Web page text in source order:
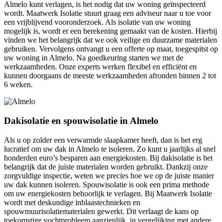
Almelo kunt verlagen, is het nodig dat uw woning geïnspecteerd
wordt. Maatwerk Isolatie stuurt graag een adviseur naar u toe voor
een vrijblijvend vooronderzoek. Als isolatie van uw woning
mogelijk is, wordt er een berekening gemaakt van de kosten. Hierbij
vinden we het belangrijk dat we ook veilige en duurzame materialen
gebruiken. Vervolgens ontvangt u een offerte op maat, toegespitst op
uw woning in Almelo. Na goedkeuring starten we met de
werkzaamheden. Onze experts werken flexibel en efficiënt en
kunnen doorgaans de meeste werkzaamheden afronden binnen 2 tot
6 weken.
Dakisolatie en spouwisolatie in Almelo
Als u op zolder een verwarmde slaapkamer heeft, dan is het erg
lucratief om uw dak in Almelo te isoleren. Zo kunt u jaarlijks al snel
honderden euro’s besparen aan energiekosten. Bij dakisolatie is het
belangrijk dat de juiste materialen worden gebruikt. Dankzij onze
zorgvuldige inspectie, weten we precies hoe we op de juiste manier
uw dak kunnen isoleren. Spouwisolatie is ook een prima methode
om uw energiekosten behoorlijk te verlagen. Bij Maatwerk Isolatie
wordt met deskundige inblaastechnieken en
spouwmuurisolatiematerialen gewerkt. Dit verlaagt de kans op
toekomstige vochtprobleem aanzienlijk, in vergelijking met andere